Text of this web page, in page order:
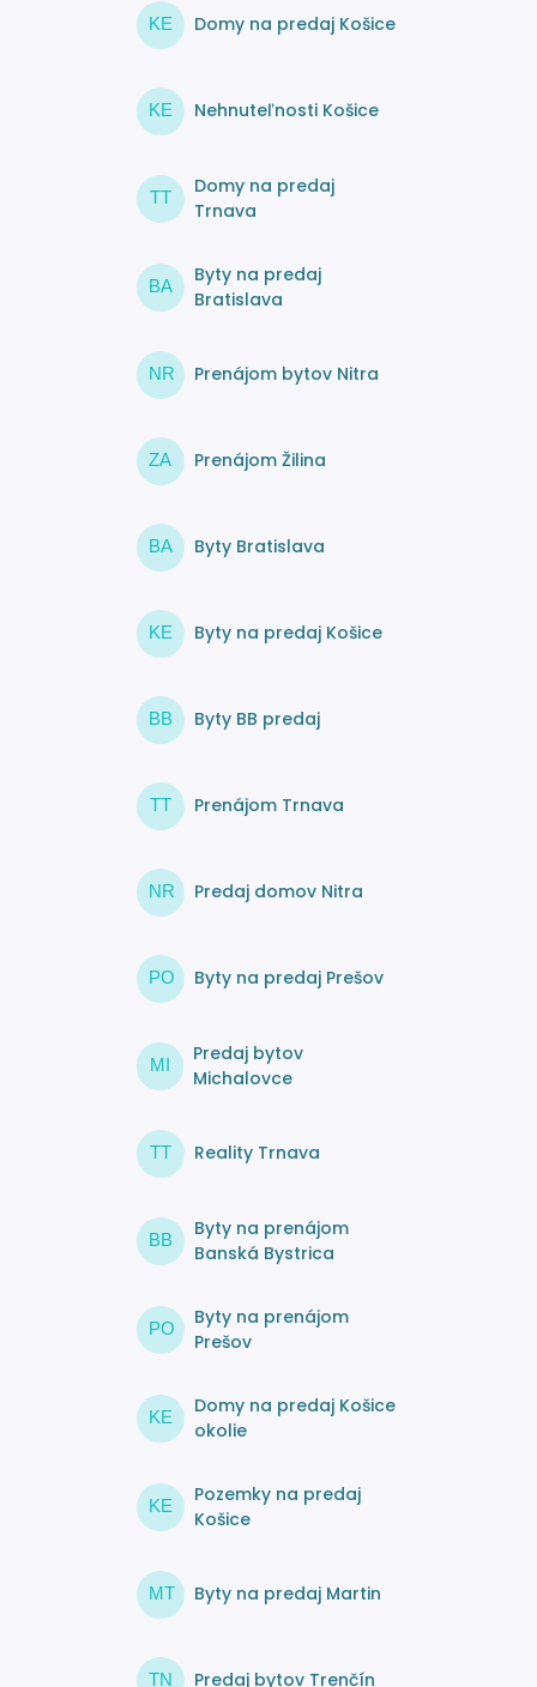
KE Domy na predaj Košice
KE Nehnuteľnosti Košice
TT
Domy na predaj
Trnava
BA
Byty na predaj
Bratislava
NR Prenájom bytov Nitra
ZA Prenájom Žilina
BA Byty Bratislava
KE Byty na predaj Košice
BB Byty BB predaj
TT Prenájom Trnava
NR Predaj domov Nitra
PO Byty na predaj Prešov
MI
Predaj bytov
Michalovce
TT Reality Trnava
BB
Byty na prenájom
Banská Bystrica
PO
Byty na prenájom
Prešov
KE
Domy na predaj Košice
okolie
KE
Pozemky na predaj
Košice
MT Byty na predaj Martin
TN Predaj bytov Trenčín